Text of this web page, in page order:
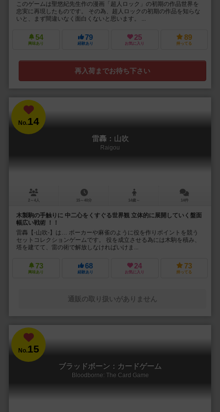
このゲームは聖悠紀先生作の漫画「超人ロック」の初期の作品世界を
忠実に再現したものです。 その為、超人ロックの初期の作品を知らな
いと、まず間違いなく面白くないと思います。 ...
54
興味あり
79
経験あり
25
お気に入り
89
持ってる
再入荷までお待ち下さい
No.14
雷轟：山吹
Raigou
2～4人 15～40分 14歳～ 14件
木製駒の手触りに 中二心をくすぐる世界観 立体的に展開していく盤面
幅広い戦術 ！！
雷轟【-山吹-】は… ポーカーや麻雀のように役を作りポイントを競う
セットコレクションゲームです。 役を成立させる為には木駒を積み、
塔を建てて、雷の術で解放しなければいけま...
73
興味あり
68
経験あり
24
お気に入り
73
持ってる
通販の取り扱いがありません
No.15
ブラッドボーン：カードゲーム
Bloodborne: The Card Game